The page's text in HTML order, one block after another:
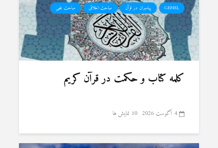
GENEL پیامبران در قرآن مباحث اخلاقی مباحث علمی
کلمه کتاب و حکمت در قرآن کریم
4 آگوست 2026 10 نمایش ها